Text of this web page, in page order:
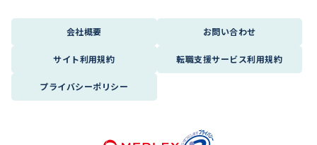
会社概要 お問い合わせ
サイト利用規約 転職支援サービス利用規約
プライバシーポリシー